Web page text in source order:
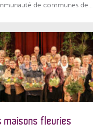
de communes de...
maisons fleuries